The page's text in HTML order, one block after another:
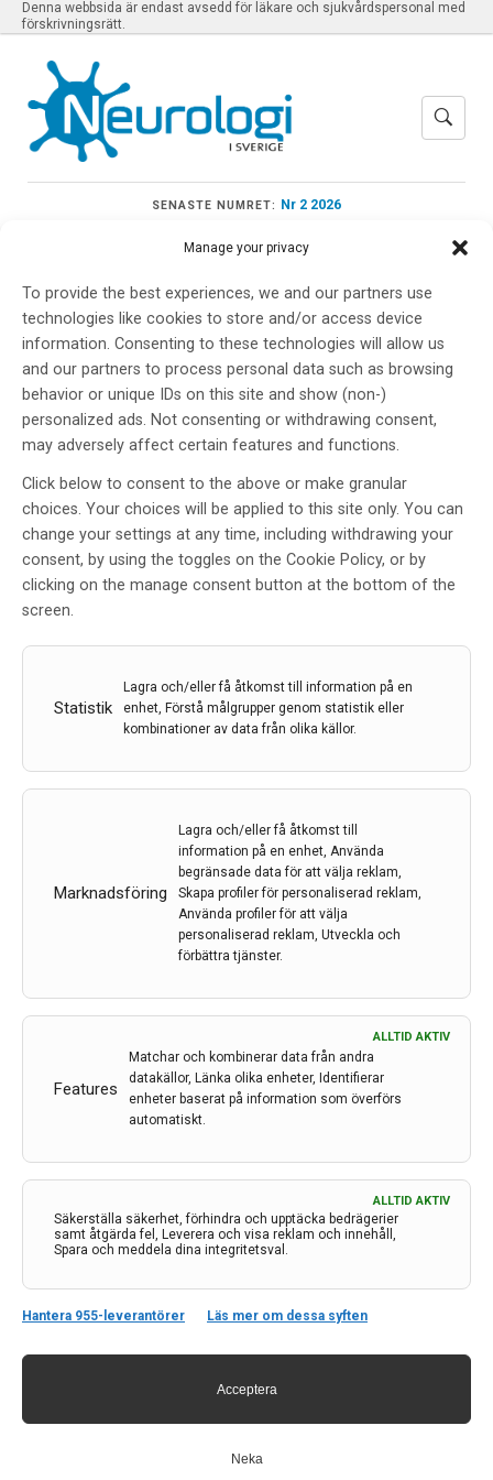
Manage your privacy
To provide the best experiences, we and our partners use
technologies like cookies to store and/or access device
information. Consenting to these technologies will allow us
and our partners to process personal data such as browsing
behavior or unique IDs on this site and show (non-)
personalized ads. Not consenting or withdrawing consent,
may adversely affect certain features and functions.
Click below to consent to the above or make granular
choices. Your choices will be applied to this site only. You can
change your settings at any time, including withdrawing your
consent, by using the toggles on the Cookie Policy, or by
clicking on the manage consent button at the bottom of the
screen.
Statistik
Lagra och/eller få åtkomst till information på en
enhet, Förstå målgrupper genom statistik eller
kombinationer av data från olika källor.
Marknadsföring
Lagra och/eller få åtkomst till
information på en enhet, Använda
begränsade data för att välja reklam,
Skapa profiler för personaliserad reklam,
Använda profiler för att välja
personaliserad reklam, Utveckla och
förbättra tjänster.
Features
ALLTID AKTIV
Matchar och kombinerar data från andra
datakällor, Länka olika enheter, Identifierar
enheter baserat på information som överförs
automatiskt.
Säkerställa säkerhet, förhindra och upptäcka bedrägerier
samt åtgärda fel, Leverera och visa reklam och innehåll,
Spara och meddela dina integritetsval.
ALLTID AKTIV
Hantera 955-leverantörer Läs mer om dessa syften
Acceptera
Neka
Denna webbsida är endast avsedd för läkare och sjukvårdspersonal med
förskrivningsrätt.
SENASTE NUMRET: Nr 2 2026
Meny
parasport
Världsunik plattform för säker
och hälsosam parasport
AvSvenska Parasportförbundet & Sveriges Paralympiska
Kommitté
18 apr 2023
paraidrottare,parasport,Svenska
Parasportförbundet,Sveriges Paralympiska Kommitté
som ska öka kunskapen om säker träning och hälsa
Kontakt
Neurologi i Sverige
c/o Forskaren Office Hub
113 68 Stockholm
nis@pharma-industry.se